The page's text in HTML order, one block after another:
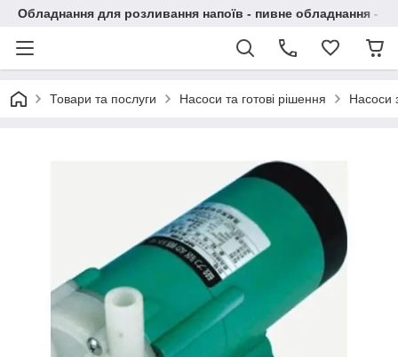
Обладнання для розливання напоїв - пивне обладнання - в
Товари та послуги Насоси та готові рішення Насоси